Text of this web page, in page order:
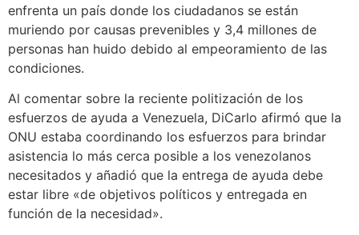
enfrenta un país donde los ciudadanos se están
muriendo por causas prevenibles y 3,4 millones de
personas han huido debido al empeoramiento de las
condiciones.
Al comentar sobre la reciente politización de los
esfuerzos de ayuda a Venezuela, DiCarlo afirmó que la
ONU estaba coordinando los esfuerzos para brindar
asistencia lo más cerca posible a los venezolanos
necesitados y añadió que la entrega de ayuda debe
estar libre «de objetivos políticos y entregada en
función de la necesidad».